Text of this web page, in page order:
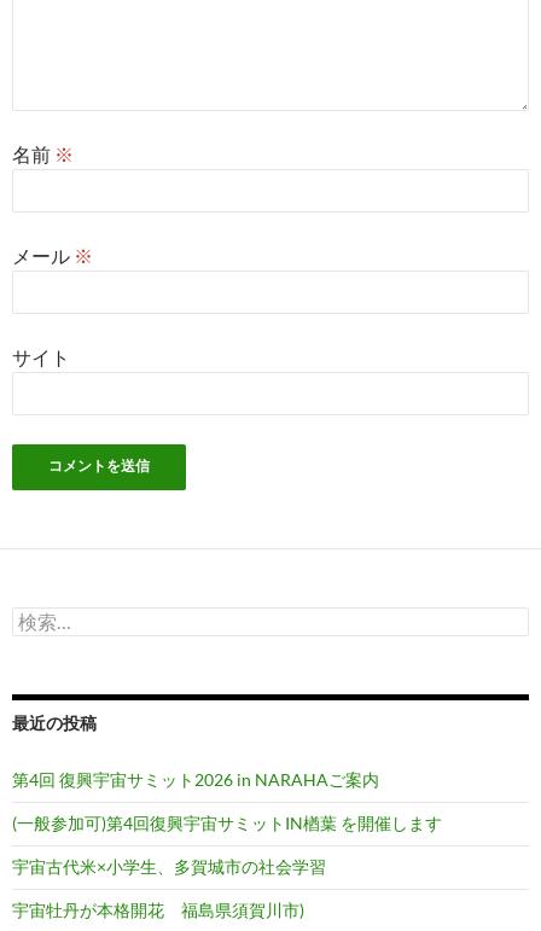
名前 ※
メール ※
サイト
検
索:
最近の投稿
第4回 復興宇宙サミット2026 in NARAHAご案内
(一般参加可)第4回復興宇宙サミットIN楢葉 を開催します
宇宙古代米×小学生、多賀城市の社会学習
宇宙牡丹が本格開花 福島県須賀川市)